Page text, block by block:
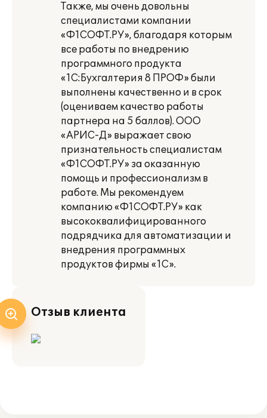
Также, мы очень довольны
специалистами компании
«Ф1СОФТ.РУ», благодаря которым
все работы по внедрению
программного продукта
«1С:Бухгалтерия 8 ПРОФ» были
выполнены качественно и в срок
(оцениваем качество работы
партнера на 5 баллов). ООО
«АРИС-Д» выражает свою
признательность специалистам
«Ф1СОФТ.РУ» за оказанную
помощь и профессионализм в
работе. Мы рекомендуем
компанию «Ф1СОФТ.РУ» как
высококвалифицированного
подрядчика для автоматизации и
внедрения программных
продуктов фирмы «1С».
Отзыв клиента